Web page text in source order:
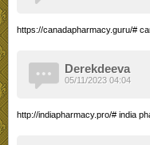
https://canadapharmacy.guru/#
Derekdeeva
http://indiapharmacy.pro/# india
05/11/2023 04:04